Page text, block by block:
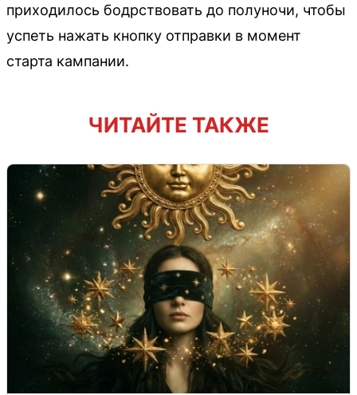
приходилось бодрствовать до полуночи, чтобы
успеть нажать кнопку отправки в момент
старта кампании.
ЧИТАЙТЕ ТАКЖЕ